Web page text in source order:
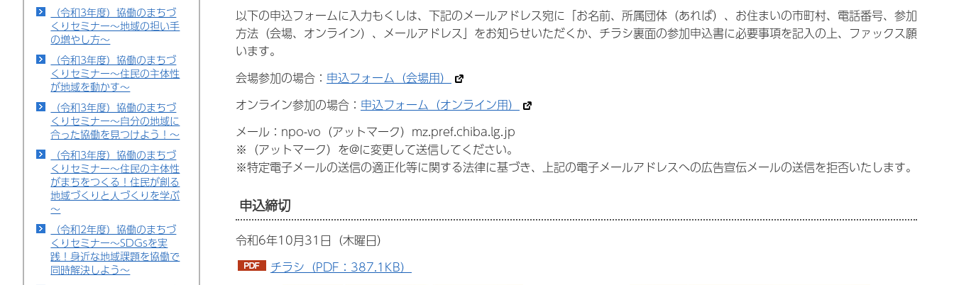
（令和3年度）協働のまちづ
くりセミナー～地域の担い手
の増やし方～
（令和3年度）協働のまちづ
くりセミナー～住民の主体性
が地域を動かす～
（令和3年度）協働のまちづ
くりセミナー～自分の地域に
合った協働を見つけよう！～
（令和3年度）協働のまちづ
くりセミナー～住民の主体性
がまちをつくる！住民が創る
地域づくりと人づくりを学ぶ
～
（令和2年度）協働のまちづ
くりセミナー～SDGsを実
践！身近な地域課題を協働で
同時解決しよう～
以下の申込フォームに入力もくしは、下記のメールアドレス宛に「お名前、所属団体（あれば）、お住まいの市町村、電話番号、参加
方法（会場、オンライン）、メールアドレス」をお知らせいただくか、チラシ裏面の参加申込書に必要事項を記入の上、ファックス願
います。
会場参加の場合： 申込フォーム（会場用）
オンライン参加の場合： 申込フォーム（オンライン用）
メール：npo-vo（アットマーク）mz.pref.chiba.lg.jp
※（アットマーク）を@に変更して送信してください。
※特定電子メールの送信の適正化等に関する法律に基づき、上記の電子メールアドレスへの広告宣伝メールの送信を拒否いたします。
申込締切
令和6年10月31日（木曜日）
チラシ（PDF：387.1KB）